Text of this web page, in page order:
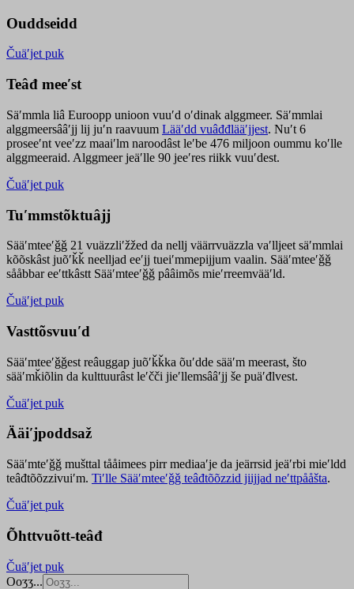
Ouddseidd
Čuäʹjet puk
Teâđ meeʹst
Säʹmmla liâ Euroopp unioon vuuʹd oʹdinak alggmeer. Säʹmmlai
alggmeersââʹjj lij juʹn raavuum Lääʹdd vuâđđlääʹjjest. Nuʹt 6
proseeʹnt veeʹzz maaiʹlm naroodâst leʹbe 476 miljoon oummu koʹlle
alggmeeraid. Alggmeer jeäʹlle 90 jeeʹres riikk vuuʹdest.
Čuäʹjet puk
Tuʹmmstõktuâjj
Sääʹmteeʹǧǧ 21 vuäzzliʹžžed da nellj väärrvuäzzla vaʹlljeet säʹmmlai
kõõskâst juõʹǩǩ neelljad eeʹjj tueiʹmmepijjum vaalin. Sääʹmteeʹǧǧ
sååbbar eeʹttkâstt Sääʹmteeʹǧǧ pââimõs mieʹrreemvääʹld.
Čuäʹjet puk
Vasttõsvuuʹd
Sääʹmteeʹǧǧest reâuggap juõʹǩǩka õuʹdde sääʹm meerast, što
sääʹmǩiõlin da kulttuurâst leʹčči jieʹllemsââʹjj še puäʹđlvest.
Čuäʹjet puk
Ääiʹjpoddsaž
Sääʹmteʹǧǧ mušttal tååimees pirr mediaaʹje da jeärrsid jeäʹrbi mieʹldd
teâđtõõzzivuiʹm. Tiʹlle Sääʹmteeʹǧǧ teâđtõõzzid jiijjad neʹttpååšta.
Čuäʹjet puk
Õhttvuõtt-teâđ
Čuäʹjet puk
Ooʒʒ...